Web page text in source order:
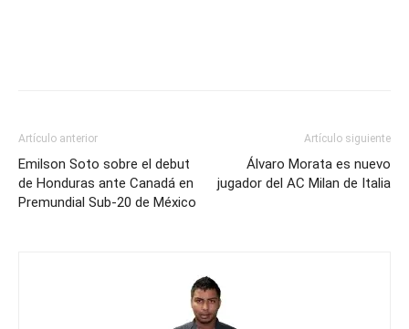
Artículo anterior
Emilson Soto sobre el debut
de Honduras ante Canadá en
Premundial Sub-20 de México
Artículo siguiente
Álvaro Morata es nuevo
jugador del AC Milan de Italia